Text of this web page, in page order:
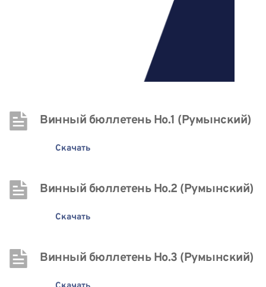
Винный бюллетень Нo.1 (Румынский)
Скачать
Винный бюллетень Нo.2 (Румынский)
Скачать
Винный бюллетень Нo.3 (Румынский)